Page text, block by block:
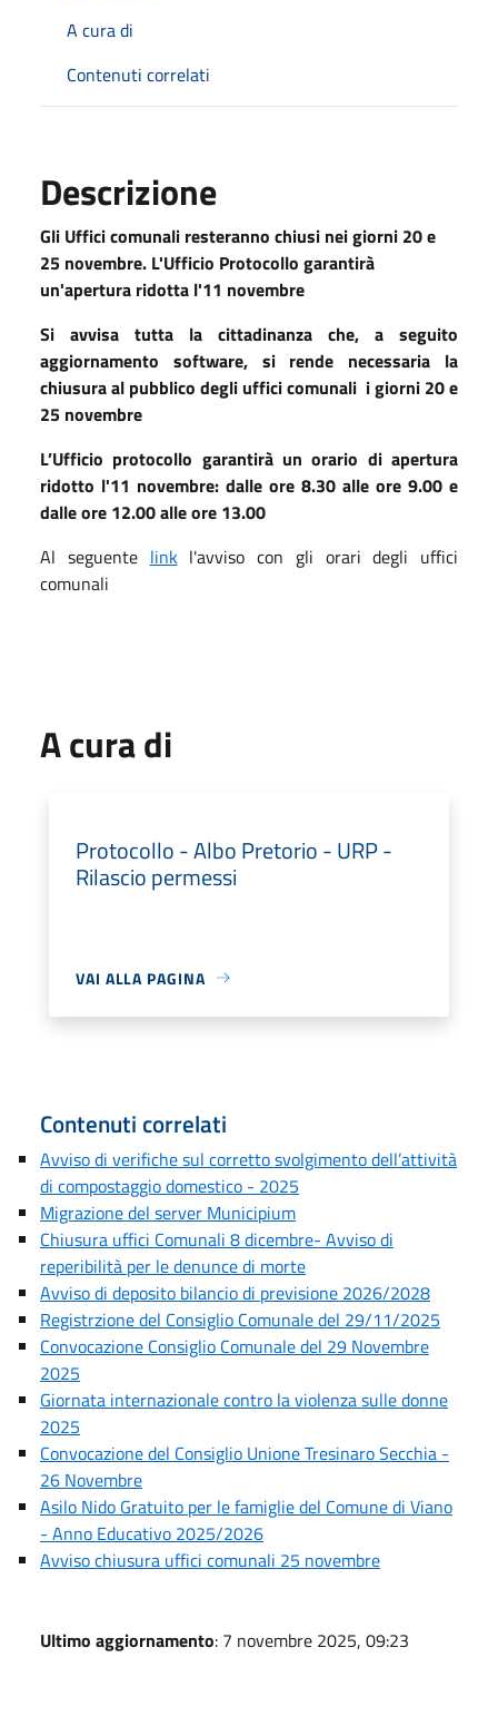
A cura di
Contenuti correlati
Descrizione
Gli Uffici comunali resteranno chiusi nei giorni 20 e
25 novembre. L'Ufficio Protocollo garantirà
un'apertura ridotta l'11 novembre
Si avvisa tutta la cittadinanza che, a seguito
aggiornamento software, si rende necessaria la
chiusura al pubblico degli uffici comunali i giorni 20 e
25 novembre
L’Ufficio protocollo garantirà un orario di apertura
ridotto l'11 novembre: dalle ore 8.30 alle ore 9.00 e
dalle ore 12.00 alle ore 13.00
Al seguente linkl'avviso con gli orari degli uffici
comunali
A cura di
Protocollo - Albo Pretorio - URP -
Rilascio permessi
VAI ALLA PAGINA
Contenuti correlati
Avviso di verifiche sul corretto svolgimento dell’attività
di compostaggio domestico - 2025
Migrazione del server Municipium
Chiusura uffici Comunali 8 dicembre- Avviso di
reperibilità per le denunce di morte
Avviso di deposito bilancio di previsione 2026/2028
Registrzione del Consiglio Comunale del 29/11/2025
Convocazione Consiglio Comunale del 29 Novembre
2025
Giornata internazionale contro la violenza sulle donne
2025
Convocazione del Consiglio Unione Tresinaro Secchia -
26 Novembre
Asilo Nido Gratuito per le famiglie del Comune di Viano
- Anno Educativo 2025/2026
Avviso chiusura uffici comunali 25 novembre
Ultimo aggiornamento: 7 novembre 2025, 09:23